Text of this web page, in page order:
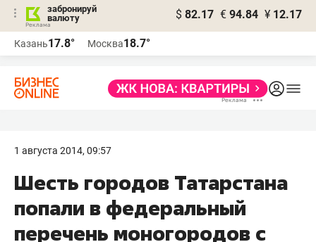
забронируй
валюту
$ 82.17 € 94.84 ¥ 12.17
Казань17.8° Москва18.7°
1 августа 2014, 09:57
Шесть городов Татарстана
попали в федеральный
перечень моногородов с